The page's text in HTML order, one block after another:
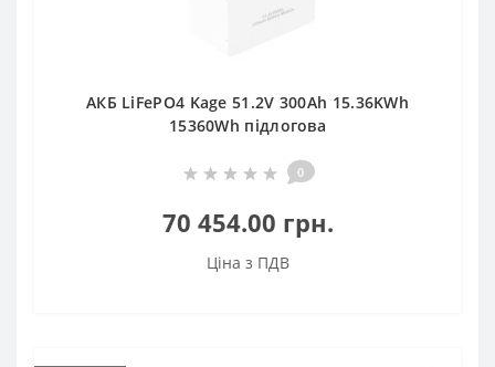
АКБ LiFePO4 Kage 51.2V 300Ah 15.36KWh
15360Wh підлогова
0
70 454.00 грн.
Ціна з ПДВ